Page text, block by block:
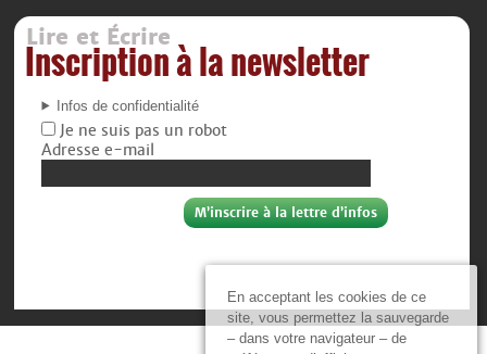
En acceptant les cookies de ce
site, vous permettez la sauvegarde
– dans votre navigateur – de
Lire et Écrire
Inscription à la newsletter
Infos de confidentialité
Je ne suis pas un robot
Adresse e-mail